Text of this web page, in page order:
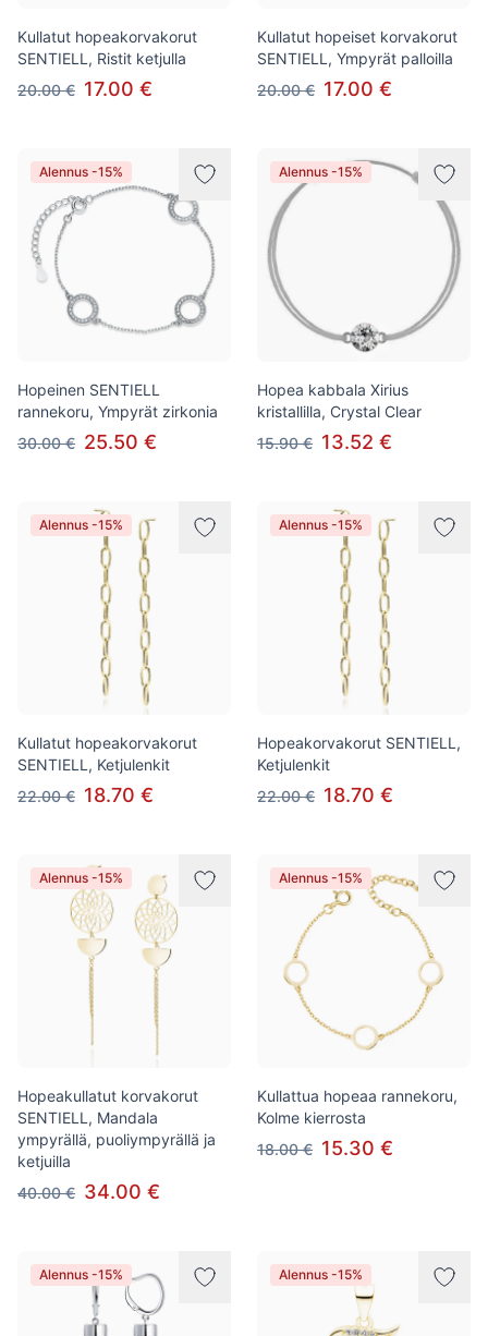
Kullatut hopeakorvakorut
SENTIELL, Ristit ketjulla
20.00 € 17.00 €
Kullatut hopeiset korvakorut
SENTIELL, Ympyrät palloilla
20.00 € 17.00 €
Alennus -15%
Hopeinen SENTIELL
rannekoru, Ympyrät zirkonia
30.00 € 25.50 €
Alennus -15%
Hopea kabbala Xirius
kristallilla, Crystal Clear
15.90 € 13.52 €
Alennus -15%
Kullatut hopeakorvakorut
SENTIELL, Ketjulenkit
22.00 € 18.70 €
Alennus -15%
Hopeakorvakorut SENTIELL,
Ketjulenkit
22.00 € 18.70 €
Alennus -15%
Hopeakullatut korvakorut
SENTIELL, Mandala
ympyrällä, puoliympyrällä ja
ketjuilla
40.00 € 34.00 €
Alennus -15%
Kullattua hopeaa rannekoru,
Kolme kierrosta
18.00 € 15.30 €
Alennus -15% Alennus -15%